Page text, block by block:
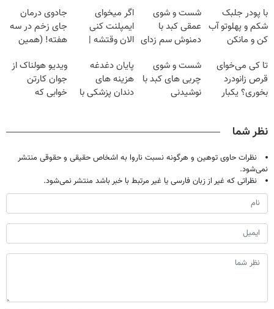
با پودر جلبک
شکم و پهلوتو آب
کن و مانکن
امشب)
شست و شوی
عمقی کبد با
دمنوش سم زدای
اگر میخوای
ایمپلنت کنی
الان وقتشه |
میلیون تومان!!!
جادوی درمان
جای زخم در سه
هفته! (همین
صحبت کنید)
تا کی می‌خوای
قرص زانودرد
بخوری؟ یکبار
شست و شوی
چربی های کبد با
نوشیدنی
پایان دغدغه
هزینه های
دندان پزشکی با
ویدیو هولناک از
جوان کارتن
خوابی که
نظر شما
نظرات حاوی توهین و هرگونه نسبت ناروا به اشخاص حقیقی و حقوقی منتشر
نمی‌شود.
نظراتی که غیر از زبان فارسی یا غیر مرتبط با خبر باشد منتشر نمی‌شود.